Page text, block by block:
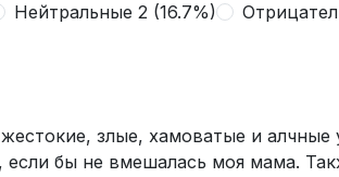
Нейтральные 2 (16.7%)
злые, хамоватые и алчные
бы не вмешалась моя мама.